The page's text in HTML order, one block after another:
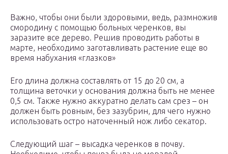
Важно, чтобы они были здоровыми, ведь, размножив
смородину с помощью больных черенков, вы
заразите все дерево. Решив проводить работы в
марте, необходимо заготавливать растение еще во
время набухания «глазков»
Его длина должна составлять от 15 до 20 см, а
толщина веточки у основания должна быть не менее
0,5 см. Также нужно аккуратно делать сам срез – он
должен быть ровным, без зазубрин, для чего нужно
использовать остро наточенный нож либо секатор.
Следующий шаг – высадка черенков в почву.